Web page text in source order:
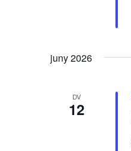
juny 2026
DV
12